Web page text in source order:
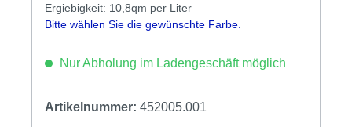
Ergiebigkeit: 10,8qm per Liter
Bitte wählen Sie die gewünschte Farbe.
Nur Abholung im Ladengeschäft möglich
Artikelnummer: 452005.001